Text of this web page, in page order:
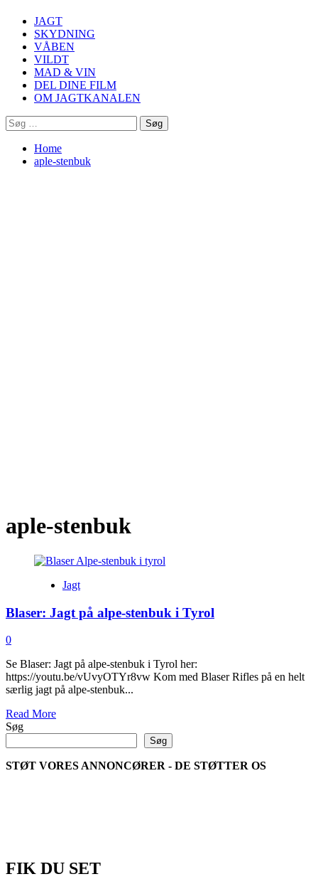
JAGT
SKYDNING
VÅBEN
VILDT
MAD & VIN
DEL DINE FILM
OM JAGTKANALEN
Søg
efter:
Home
aple-stenbuk
aple-stenbuk
Jagt
Blaser: Jagt på alpe-stenbuk i Tyrol
0
Se Blaser: Jagt på alpe-stenbuk i Tyrol her:
https://youtu.be/vUvyOTYr8vw Kom med Blaser Rifles på en helt
særlig jagt på alpe-stenbuk...
Read MoreRead
Blaser:
Jagt
Søg
Søg
STØT VORES ANNONCØRER - DE STØTTER OS
FIK DU SET